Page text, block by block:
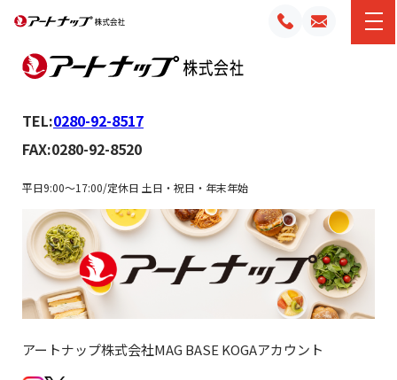
TEL:0280-92-8517
FAX:0280-92-8520
平日9:00～17:00/定休日 土日・祝日・年末年始
アートナップ株式会社MAG BASE KOGAアカウント